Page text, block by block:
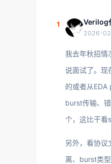
1 Verilog
2026-
我去年秋招情
说面试了。现
的或者从
burst传输、
个，这比干看
另外，看协议
离、burst类